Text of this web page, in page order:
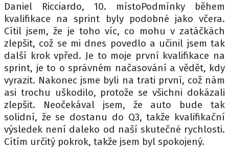
Daniel Ricciardo, 10. místoPodmínky během
kvalifikace na sprint byly podobné jako včera.
Cítil jsem, že je toho víc, co mohu v zatáčkách
zlepšit, což se mi dnes povedlo a učinil jsem tak
další krok vpřed. Je to moje první kvalifikace na
sprint, je to o správném načasování a vědět, kdy
vyrazit. Nakonec jsme byli na trati první, což nám
asi trochu uškodilo, protože se všichni dokázali
zlepšit. Neočekával jsem, že auto bude tak
solidní, že se dostanu do Q3, takže kvalifikační
výsledek není daleko od naší skutečné rychlosti.
Cítím určitý pokrok, takže jsem byl spokojený.